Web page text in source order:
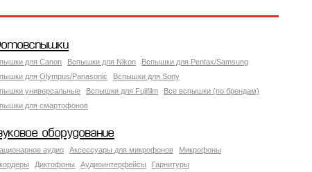
для Canon Вспышки для Nikon
Вспышки для Pentax/Samsung
для Olympus/Panasonic
Вспышки для Sony
универсальные
Вспышки для Fujifilm
Все вспышки (по брендам)
для смартофонов
оборудование
аудио Аксессуары для микрофонов
Микрофоны
Диктофоны Аудиоинтерфейсы
Гарнитуры